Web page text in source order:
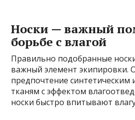
Носки — важный
борьбе с влагой
Правильно подобранные
важный элемент экипировки.
предпочтение
тканям с эффектом
носки быстро впитывают